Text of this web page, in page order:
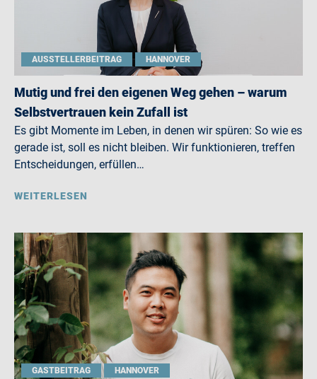
AUSSTELLERBEITRAG HANNOVER
Mutig und frei den eigenen Weg gehen – warum
Selbstvertrauen kein Zufall ist
Es gibt Momente im Leben, in denen wir spüren: So wie es
gerade ist, soll es nicht bleiben. Wir funktionieren, treffen
Entscheidungen, erfüllen…
WEITERLESEN
GASTBEITRAG HANNOVER